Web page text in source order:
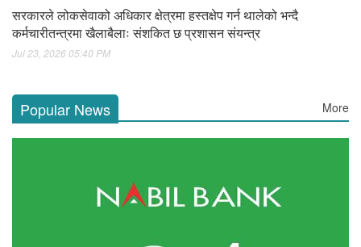
सरकारले लोकसेवाको अधिकार क्षेत्रमा हस्तक्षेप गर्न थालेको भन्दै
कर्मचारीतन्त्रमा खैलाबैलाः संशकित छ प्रशासन संयन्त्र
Jul 23, 2026 05:40 PM
Popular News More